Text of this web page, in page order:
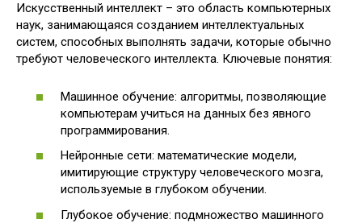
Искусственный интеллект – это область компьютерных
наук, занимающаяся созданием интеллектуальных
систем, способных выполнять задачи, которые обычно
требуют человеческого интеллекта. Ключевые понятия:
Машинное обучение: алгоритмы, позволяющие
компьютерам учиться на данных без явного
программирования.
Нейронные сети: математические модели,
имитирующие структуру человеческого мозга,
используемые в глубоком обучении.
Глубокое обучение: подмножество машинного